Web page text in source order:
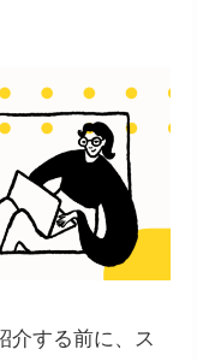
介する前に、ス